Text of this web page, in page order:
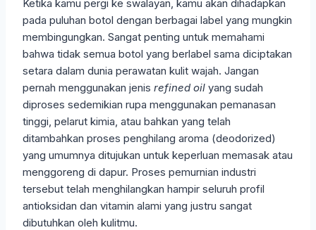
Ketika kamu pergi ke swalayan, kamu akan dihadapkan
pada puluhan botol dengan berbagai label yang mungkin
membingungkan. Sangat penting untuk memahami
bahwa tidak semua botol yang berlabel sama diciptakan
setara dalam dunia perawatan kulit wajah. Jangan
pernah menggunakan jenis refined oil yang sudah
diproses sedemikian rupa menggunakan pemanasan
tinggi, pelarut kimia, atau bahkan yang telah
ditambahkan proses penghilang aroma (deodorized)
yang umumnya ditujukan untuk keperluan memasak atau
menggoreng di dapur. Proses pemurnian industri
tersebut telah menghilangkan hampir seluruh profil
antioksidan dan vitamin alami yang justru sangat
dibutuhkan oleh kulitmu.